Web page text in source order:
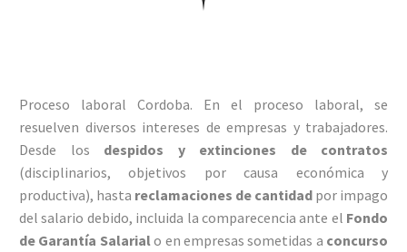
Proceso laboral Cordoba. En el proceso laboral, se
resuelven diversos intereses de empresas y trabajadores.
Desde los despidos y extinciones de contratos
(disciplinarios, objetivos por causa económica y
productiva), hasta reclamaciones de cantidad por impago
del salario debido, incluida la comparecencia ante el Fondo
de Garantía Salarialo en empresas sometidas a concurso